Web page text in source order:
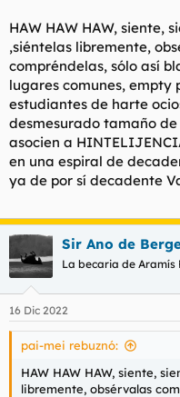
HAW HAW HAW, siente,
,siéntelas libremente,
compréndelas, sólo así
lugares comunes,
estudiantes de harte
desmesurado tamaño
asocien a
en una espiral de
ya de por sí decadente
Sir Ano de
La becaria de Aramís
16 Dic 2022
pai-mei rebuznó:
HAW HAW HAW, siente,
libremente, obsérvalas